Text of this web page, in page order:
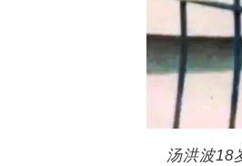
汤洪波18